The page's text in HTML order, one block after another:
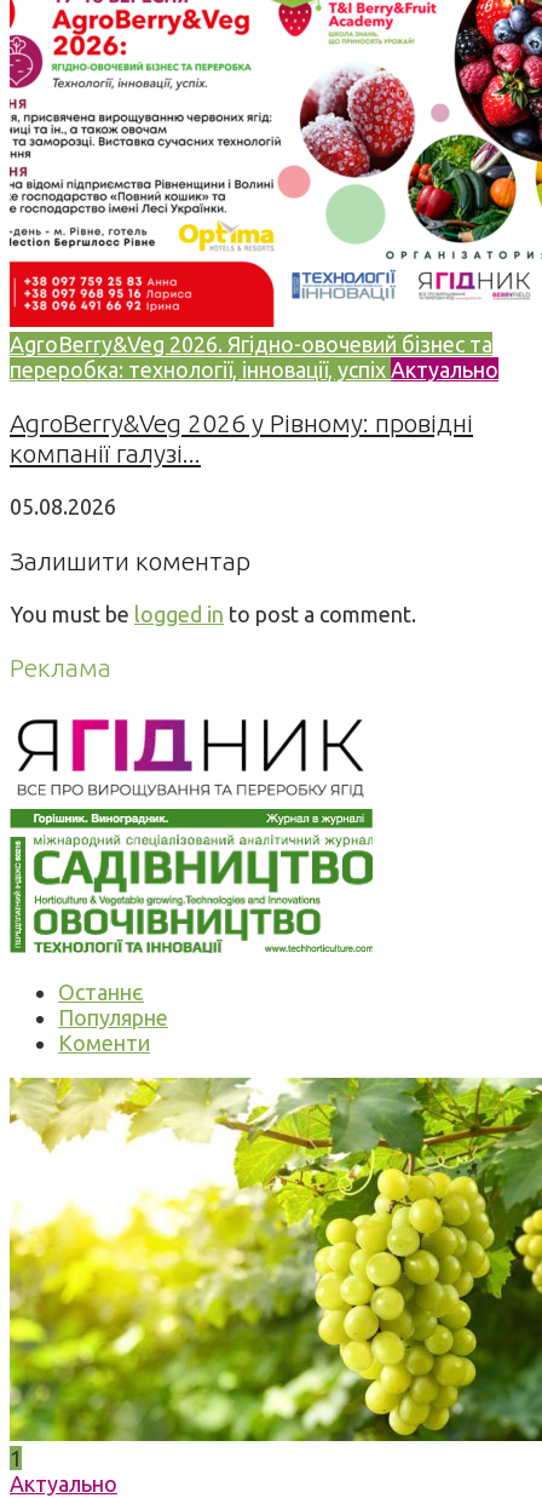
AgroBerry&Veg 2026. Ягідно-овочевий бізнес та
переробка: технології, інновації, успіх Актуально
AgroBerry&Veg 2026 у Рівному: провідні
компанії галузі...
05.08.2026
Залишити коментар
You must be logged in to post a comment.
Реклама
Останнє
Популярне
Коменти
1
Актуально